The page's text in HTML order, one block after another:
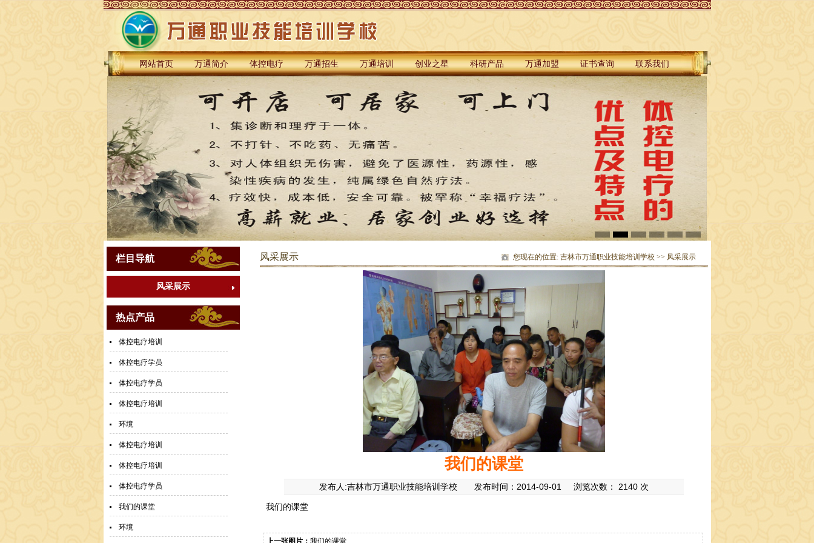
网站首页 万通简介 体控电疗 万通招生 万通培训 创业之星 科研产品 万通加盟 证书查询 联系我们
栏目导航
风采展示
热点产品
体控电疗培训
体控电疗学员
体控电疗学员
体控电疗培训
环境
体控电疗培训
体控电疗培训
体控电疗学员
我们的课堂
环境
风采展示 您现在的位置: 吉林市万通职业技能培训学校>> 风采展示
我们的课堂
发布人:吉林市万通职业技能培训学校 发布时间：2014-09-01 浏览次数： 2140 次
我们的课堂
上一张图片： 我们的课堂